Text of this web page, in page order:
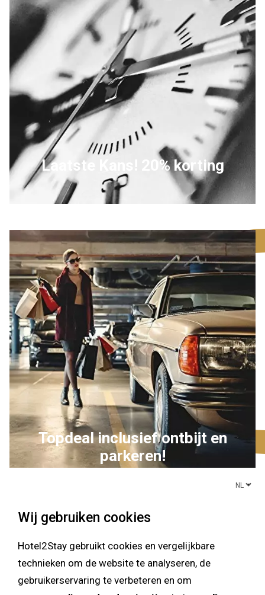
Laatste Kans! 20% korting
Topdeal inclusief ontbijt en
parkeren!
Wij gebruiken cookies
Hotel2Stay gebruikt cookies en vergelijkbare
technieken om de website te analyseren, de
gebruikerservaring te verbeteren en om